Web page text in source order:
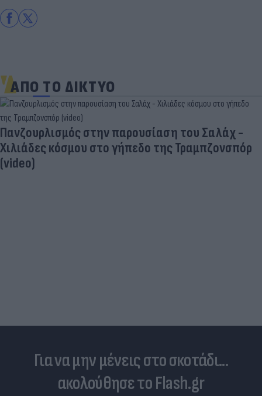
ΑΠΟ ΤΟ ΔΙΚΤΥΟ
Πανζουρλισμός στην παρουσίαση του Σαλάχ -
Χιλιάδες κόσμου στο γήπεδο της Τραμπζονσπόρ
(video)
Για να μην μένεις στο σκοτάδι...
ακολούθησε το Flash.gr